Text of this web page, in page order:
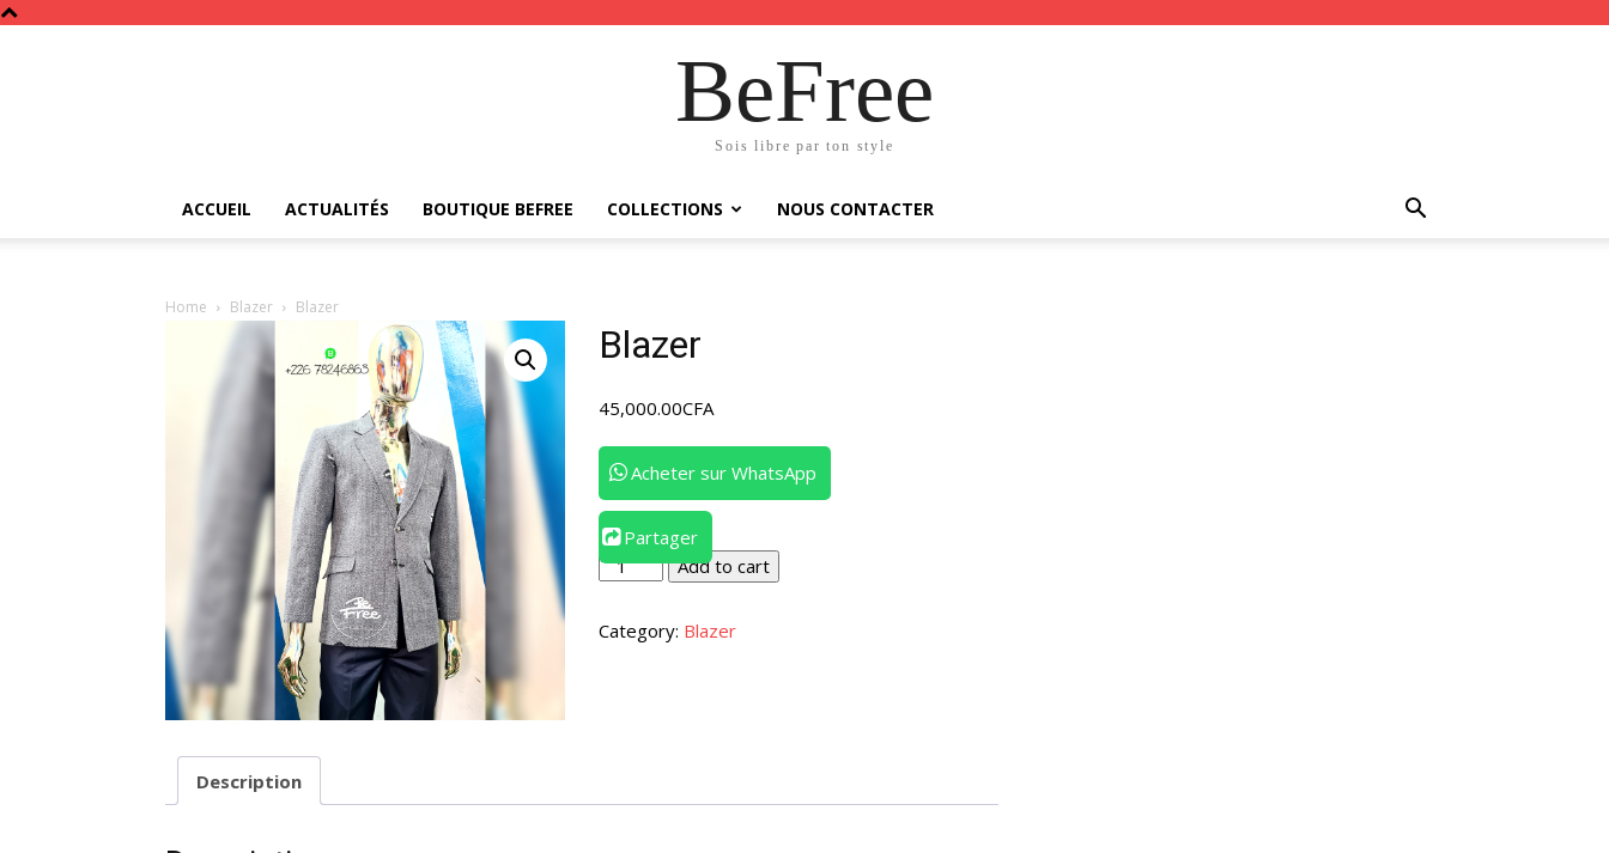
BeFree
Sois libre par ton style
ACCUEIL ACTUALITÉS BOUTIQUE BEFREE COLLECTIONS NOUS CONTACTER
Home Blazer Blazer
Blazer
45,000.00CFA
Acheter sur WhatsApp
Partager
Blazer
quantity
Add to cart
Category: Blazer
Description